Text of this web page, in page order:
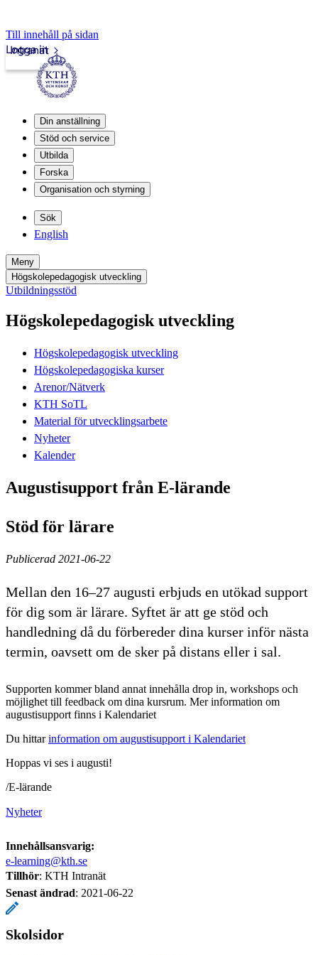
Till innehåll på sidan
Intranät
Logga in
Din anställning
Stöd och service
Utbilda
Forska
Organisation och styrning
Sök
English
Meny
Högskolepedagogisk utveckling
Utbildningsstöd
Högskolepedagogisk utveckling
Högskolepedagogisk utveckling
Högskolepedagogiska kurser
Arenor/Nätverk
KTH SoTL
Material för utvecklingsarbete
Nyheter
Kalender
Augustisupport från E-lärande
Stöd för lärare
Publicerad 2021-06-22
Mellan den 16–27 augusti erbjuds en utökad support
för dig som är lärare. Syftet är att ge stöd och
handledning då du förbereder dina kurser inför nästa
termin, oavsett om de sker på distans eller i sal.
Supporten kommer bland annat innehålla drop in, workshops och
möjlighet till feedback om dina kursrum. Mer information om
augustisupport finns i Kalendariet
Du hittarinformation om augustisupport i Kalendariet
Hoppas vi ses i augusti!
/E-lärande
Nyheter
Innehållsansvarig:
e-learning@kth.se
Tillhör: KTH Intranät
Senast ändrad: 2021-06-22
Skolsidor